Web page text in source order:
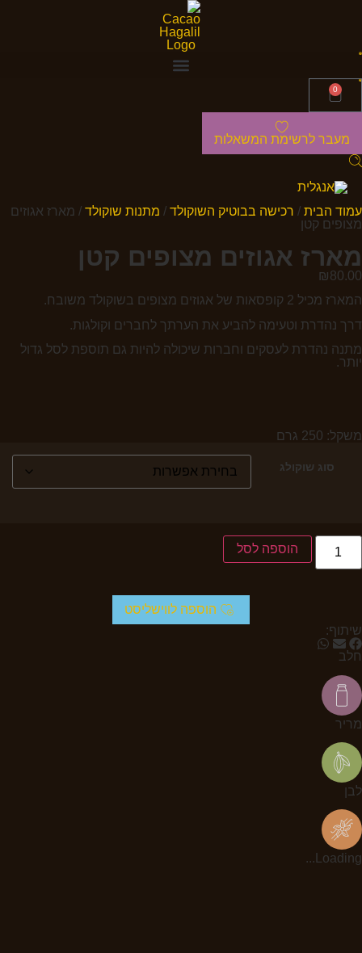
0
מעבר לרשימת המשאלות
עמוד הבית / רכישה בבוטיק השוקולד / מתנות שוקולד / מארז אגוזים
מצופים קטן
מארז אגוזים מצופים קטן
₪80.00
המארז מכיל 2 קופסאות של אגוזים מצופים בשוקולד משובח.
דרך נהדרת וטעימה להביע את הערתך לחברים וקולגות.
מתנה נהדרת לעסקים וחברות שיכולה להיות גם תוספת לסל גדול
יותר.
משקל: 250 גרם
סוג שוקולג
הוספה לסל
הוספה לווישליסט
שיתוף:
חלב
מריר
לבן
Loading...